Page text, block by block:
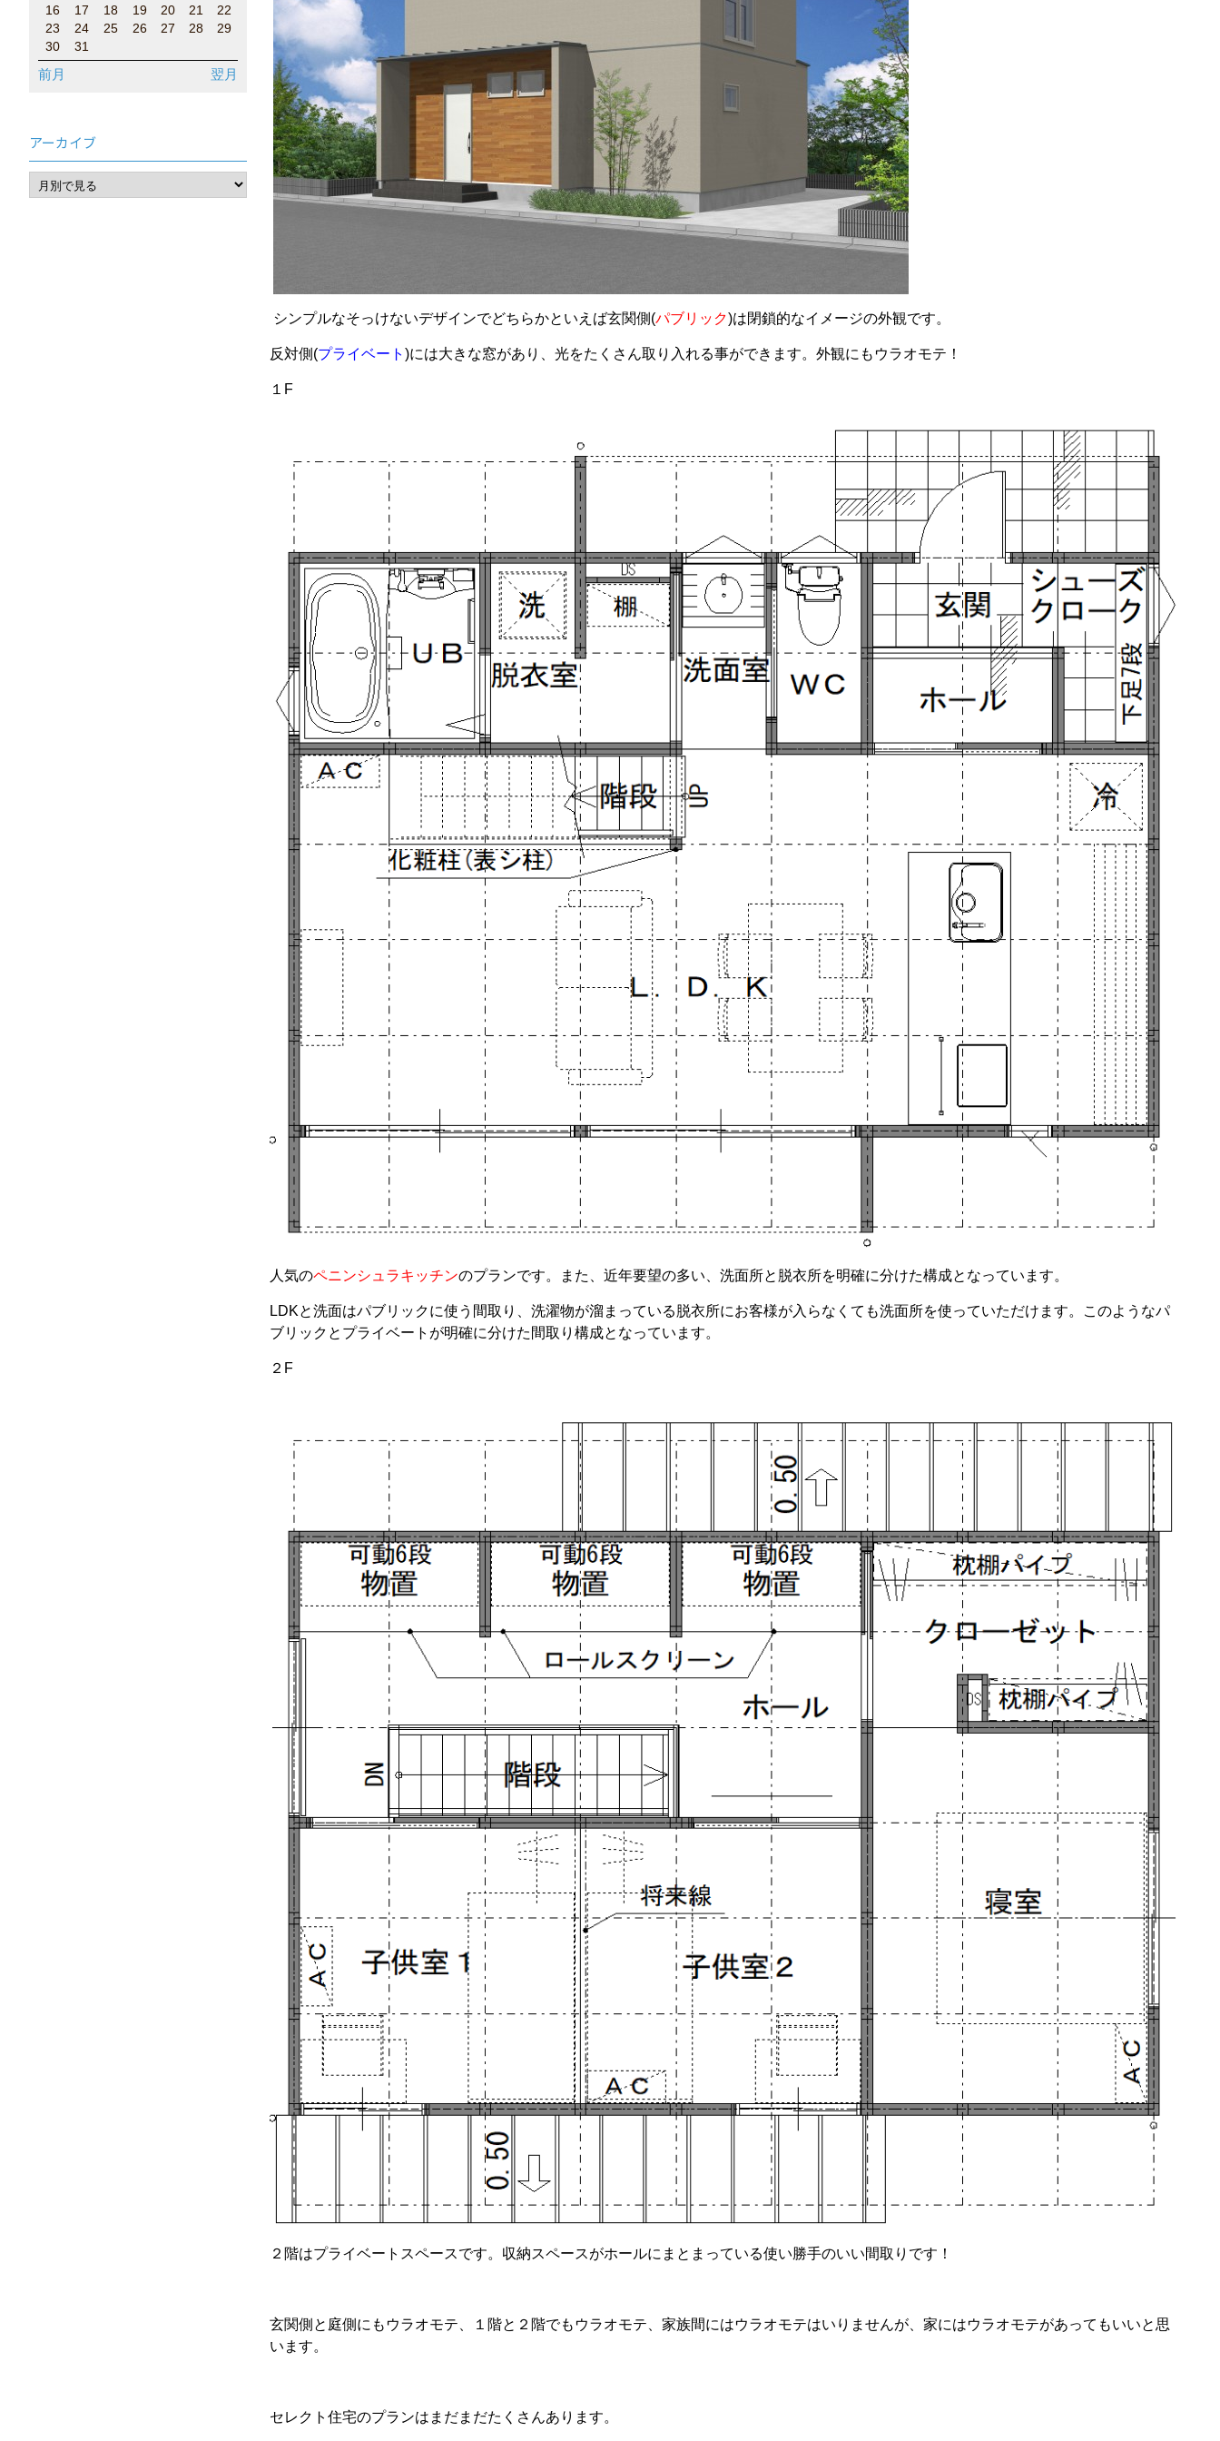
シンプルなそっけないデザインでどちらかといえば玄関側 (パブリック)は閉鎖的なイメージの外観です。
反対側(プライベート )には大きな窓があり、光をたくさん取り入れる事ができます。外観にもウラオモテ！
１F
人気のペニンシュラキッチンのプランです。また、近年要望の多い、洗面所と脱衣所を明確に分けた構成となっています。
LDKと洗面はパブリックに使う間取り、洗濯物が溜まっている脱衣所にお客様が入らなくても洗面所を使っていただけます。このようなパ
ブリックとプライベートが明確に分けた間取り構成となっています。
２F
２階はプライベートスペースです。収納スペースがホールにまとまっている使い勝手のいい間取りです！
玄関側と庭側にもウラオモテ、１階と２階でもウラオモテ、家族間にはウラオモテはいりませんが、家にはウラオモテがあってもいいと思
います。
セレクト住宅のプランはまだまだたくさんあります。
16 17 18 19 20 21
22
23
24 25 26 27 28
29
30
31
前月 翌月
アーカイブ